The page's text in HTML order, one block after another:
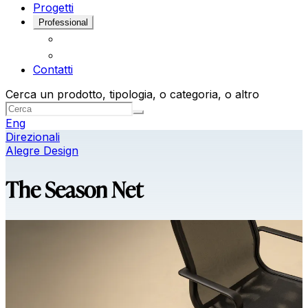
Progetti
Professional
Contatti
Cerca un prodotto, tipologia, o categoria, o altro
Eng
Direzionali
Alegre Design
The Season Net